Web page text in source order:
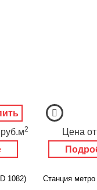
руб.м2 Цена от
1082) Станция